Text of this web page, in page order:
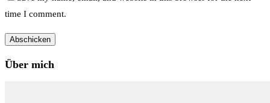
time I comment.
Über mich